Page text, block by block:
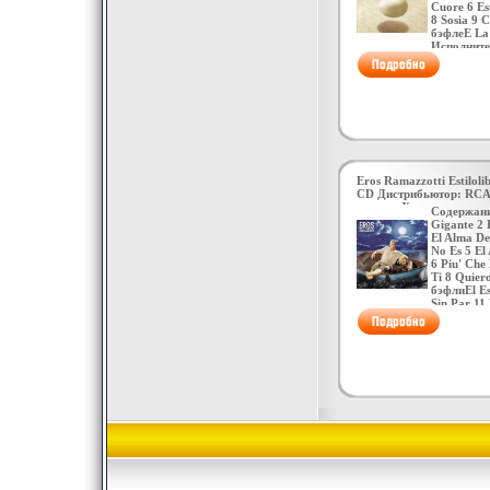
Cuore 6
8 Sosia 9
бэфлеE
Вендити
Eros Ramazzotti
CD Дистрибьютор:
товары
2000 г Альбом:
4386v.
Gigante 2
El Alma
No Es 5
6 Piu' Che
Ti 8
бэфлиEl
Sin Par
12 Para